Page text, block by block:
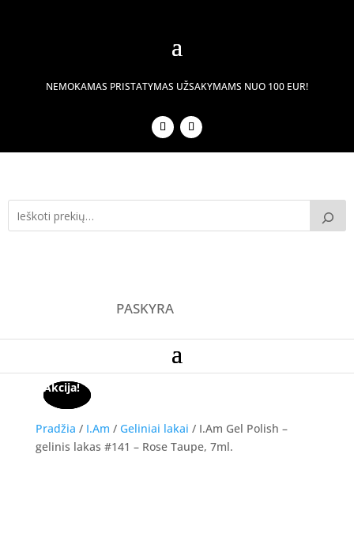
NEMOKAMAS PRISTATYMAS UŽSAKYMAMS NUO 100 EUR!
PASKYRA
Pradžia / I.Am / Geliniai lakai / I.Am Gel Polish –
gelinis lakas #141 – Rose Taupe, 7ml.
Akcija!
Akcija!
Akcija!